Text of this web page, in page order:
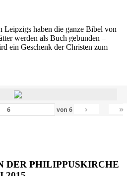
Leipzigs haben die ganze Bibel von
werden als Buch gebunden –
ein Geschenk der Christen zum
von6 › »
DER PHILIPPUSKIRCHE